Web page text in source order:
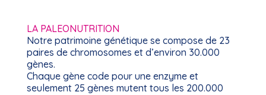
LA PALEONUTRITION
Notre patrimoine génétique se compose de 23
paires de chromosomes et d’environ 30.000
gènes.
Chaque gène code pour une enzyme et
seulement 25 gènes mutent tous les 200.000